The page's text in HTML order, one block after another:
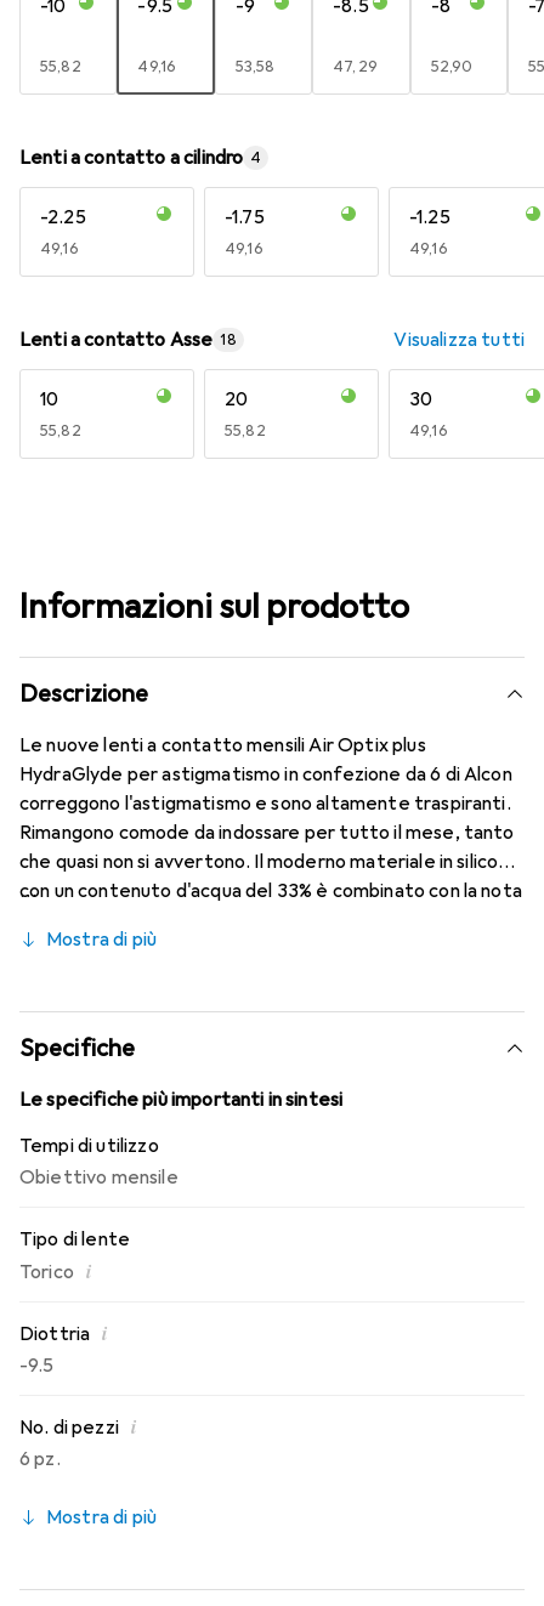
-10
EUR
55,82
-9.5
EUR
49,16
-9
EUR
53,58
-8.5
EUR
47,29
-8
EUR
52,90
-
Lenti a contatto a cilindro 4
-2.25
EUR
49,16
-1.75
EUR
49,16
-1.25
EUR
49,16
Lenti a contatto Asse 18 Visualizza tutti
10
EUR
55,82
20
EUR
55,82
30
EUR
49,16
Informazioni sul prodotto
Descrizione
Le nuove lenti a contatto mensili Air Optix plus
HydraGlyde per astigmatismo in confezione da 6 di Alcon
correggono l'astigmatismo e sono altamente traspiranti.
Rimangono comode da indossare per tutto il mese, tanto
che quasi non si avvertono. Il moderno materiale in silicone
con un contenuto d'acqua del 33% è combinato con la nota
tecnologia SmartShield, garantendo le migliori
assenza di fastidi per tutto il giorno con queste lenti
mensili.
Mostra di più
Specifiche
Le specifiche più importanti in sintesi
Tempi di utilizzo
Obiettivo mensile
Tipo di lente
Torico i
Diottria i
-9.5
No. di pezzi i
6 pz.
Mostra di più